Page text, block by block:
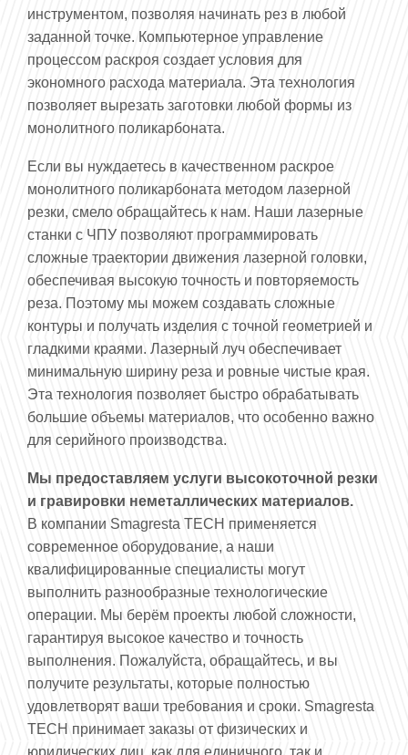
инструментом, позволяя начинать рез в любой
заданной точке. Компьютерное управление
процессом раскроя создает условия для
экономного расхода материала. Эта технология
позволяет вырезать заготовки любой формы из
монолитного поликарбоната.
Если вы нуждаетесь в качественном раскрое
монолитного поликарбоната методом лазерной
резки, смело обращайтесь к нам. Наши лазерные
станки с ЧПУ позволяют программировать
сложные траектории движения лазерной головки,
обеспечивая высокую точность и повторяемость
реза. Поэтому мы можем создавать сложные
контуры и получать изделия с точной геометрией и
гладкими краями. Лазерный луч обеспечивает
минимальную ширину реза и ровные чистые края.
Эта технология позволяет быстро обрабатывать
большие объемы материалов, что особенно важно
для серийного производства.
Мы предоставляем услуги высокоточной резки
и гравировки неметаллических материалов.
В компании Smagresta ТЕСН применяется
современное оборудование, а наши
квалифицированные специалисты могут
выполнить разнообразные технологические
операции. Мы берём проекты любой сложности,
гарантируя высокое качество и точность
выполнения. Пожалуйста, обращайтесь, и вы
получите результаты, которые полностью
удовлетворят ваши требования и сроки. Smagresta
ТЕСН принимает заказы от физических и
юридических лиц, как для единичного, так и